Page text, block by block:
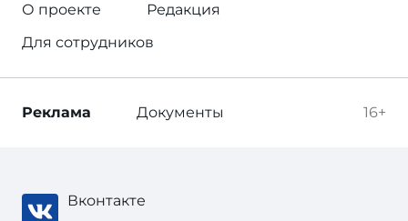
О проекте
Редакция
Для сотрудников
16+
Реклама Документы
Вконтакте